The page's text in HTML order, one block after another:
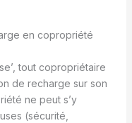
en copropriété
tout copropriétaire
de recharge sur son
ne peut s’y
(sécurité,